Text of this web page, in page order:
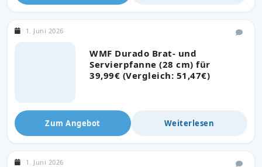
WMF Durado Brat- und
Servierpfanne (28 cm) für
39,99€ (Vergleich: 51,47€)
1. Juni 2026
Zum Angebot Weiterlesen
1. Juni 2026